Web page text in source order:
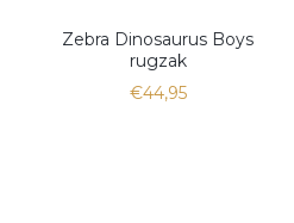
Zebra Dinosaurus Boys
rugzak
€44,95